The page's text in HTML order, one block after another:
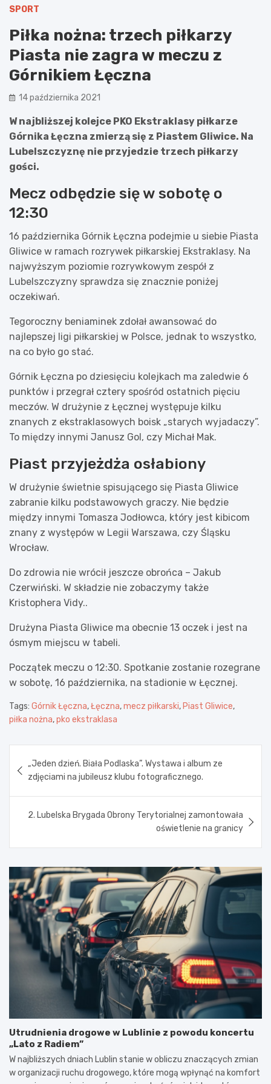
SPORT
Piłka nożna: trzech piłkarzy
Piasta nie zagra w meczu z
Górnikiem Łęczna
14 października 2021
W najbliższej kolejce PKO Ekstraklasy piłkarze
Górnika Łęczna zmierzą się z Piastem Gliwice. Na
Lubelszczyznę nie przyjedzie trzech piłkarzy
gości.
Mecz odbędzie się w sobotę o
12:30
16 października Górnik Łęczna podejmie u siebie Piasta
Gliwice w ramach rozrywek piłkarskiej Ekstraklasy. Na
najwyższym poziomie rozrywkowym zespół z
Lubelszczyzny sprawdza się znacznie poniżej
oczekiwań.
Tegoroczny beniaminek zdołał awansować do
najlepszej ligi piłkarskiej w Polsce, jednak to wszystko,
na co było go stać.
Górnik Łęczna po dziesięciu kolejkach ma zaledwie 6
punktów i przegrał cztery spośród ostatnich pięciu
meczów. W drużynie z Łęcznej występuje kilku
znanych z ekstraklasowych boisk „starych wyjadaczy”.
To między innymi Janusz Gol, czy Michał Mak.
Piast przyjeżdża osłabiony
W drużynie świetnie spisującego się Piasta Gliwice
zabranie kilku podstawowych graczy. Nie będzie
między innymi Tomasza Jodłowca, który jest kibicom
znany z występów w Legii Warszawa, czy Śląsku
Wrocław.
Do zdrowia nie wrócił jeszcze obrońca – Jakub
Czerwiński. W składzie nie zobaczymy także
Kristophera Vidy..
Drużyna Piasta Gliwice ma obecnie 13 oczek i jest na
ósmym miejscu w tabeli.
Początek meczu o 12:30. Spotkanie zostanie rozegrane
w sobotę, 16 października, na stadionie w Łęcznej.
Tags: Górnik Łęczna,Łęczna,mecz piłkarski, Piast Gliwice,
piłka nożna,pko ekstraklasa
wpisu
„Jeden dzień. Biała Podlaska”. Wystawa i album ze
zdjęciami na jubileusz klubu fotograficznego.
2. Lubelska Brygada Obrony Terytorialnej zamontowała
oświetlenie na granicy
Utrudnienia drogowe w Lublinie z powodu koncertu
„Lato z Radiem”
W najbliższych dniach Lublin stanie w obliczu znaczących zmian
w organizacji ruchu drogowego, które mogą wpłynąć na komfort